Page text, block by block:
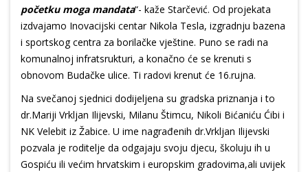
početku moga mandata“- kaže Starčević. Od projekata
izdvajamo Inovacijski centar Nikola Tesla, izgradnju bazena
i sportskog centra za borilačke vještine. Puno se radi na
komunalnoj infratsrukturi, a konačno će se krenuti s
obnovom Budačke ulice. Ti radovi krenut će 16.rujna.
Na svečanoj sjednici dodijeljena su gradska priznanja i to
dr.Mariji Vrkljan Ilijevski, Milanu Štimcu, Nikoli Bićaniću Ćibi i
NK Velebit iz Žabice. U ime nagrađenih dr.Vrkljan Ilijevski
pozvala je roditelje da odgajaju svoju djecu, školuju ih u
Gospiću ili većim hrvatskim i europskim gradovima,ali uvijek